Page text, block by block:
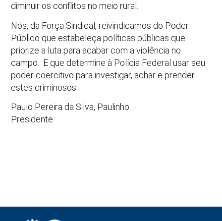
diminuir os conflitos no meio rural.
Nós, da Força Sindical, reivindicamos do Poder
Público que estabeleça políticas públicas que
priorize a luta para acabar com a violência no
campo. E que determine à Polícia Federal usar seu
poder coercitivo para investigar, achar e prender
estes criminosos.
Paulo Pereira da Silva, Paulinho
Presidente